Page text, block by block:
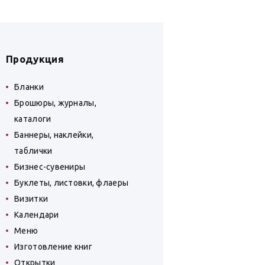
Продукция
Бланки
Брошюры, журналы,
каталоги
Баннеры, наклейки,
таблички
Бизнес-сувениры
Буклеты, листовки, флаеры
Визитки
Календари
Меню
Изготовление книг
Открытки